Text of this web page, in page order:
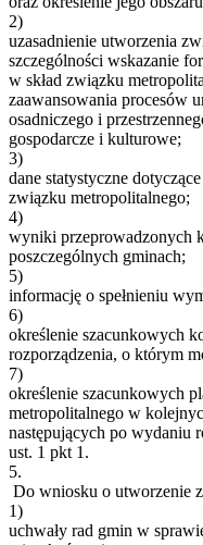
2)
uzasadnienie utworzenia
szczególności wskazanie
w skład związku
zaawansowania procesów
osadniczego i
gospodarcze i kulturowe;
3)
dane statystyczne
związku metropolitalnego;
4)
wyniki przeprowadzonych
poszczególnych gminach;
5)
informację o spełnieniu
6)
określenie szacunkowych
rozporządzenia, o którym
7)
określenie szacunkowych
metropolitalnego w
następujących po wydaniu
ust. 1 pkt 1.
5.
Do wniosku o utworzenie
1)
uchwały rad gmin w